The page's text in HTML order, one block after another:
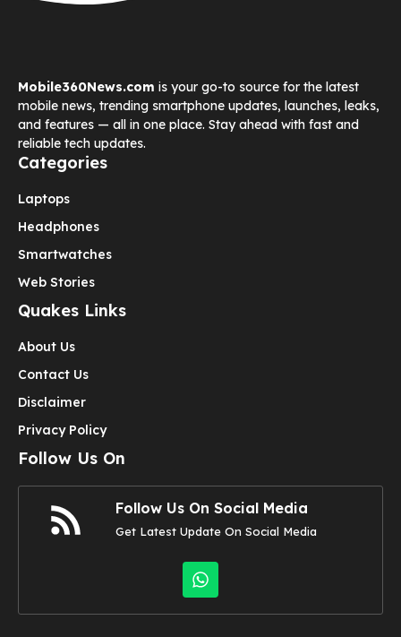
Mobile360News.com is your go-to source for the latest
mobile news, trending smartphone updates, launches, leaks,
and features — all in one place. Stay ahead with fast and
reliable tech updates.
Categories
Laptops
Headphones
Smartwatches
Web Stories
Quakes Links
About Us
Contact Us
Disclaimer
Privacy Policy
Follow Us On
Follow Us On Social Media
Get Latest Update On Social Media